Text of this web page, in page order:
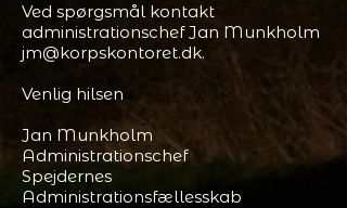
Ved spørgsmål kontakt
administrationschef Jan Munkholm
jm@korpskontoret.dk.
Venlig hilsen
Jan Munkholm
Administrationschef
Spejdernes
Administrationsfællesskab